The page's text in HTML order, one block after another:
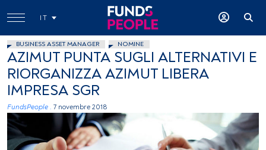
IT
BUSINESS ASSET MANAGER NOMINE
AZIMUT PUNTA SUGLI ALTERNATIVI E
RIORGANIZZA AZIMUT LIBERA
IMPRESA SGR
FundsPeople . 7 novembre 2018